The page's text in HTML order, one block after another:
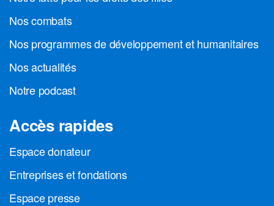
Nos combats
Nos programmes de développement et humanitaires
Nos actualités
Notre podcast
Accès rapides
Espace donateur
Entreprises et fondations
Espace presse